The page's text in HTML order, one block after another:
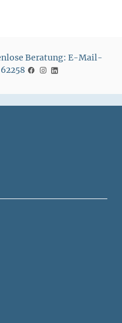
Beratung: E-Mail-